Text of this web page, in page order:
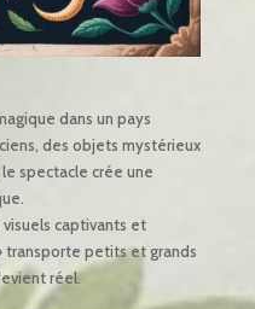
dans un pays
des objets mystérieux
spectacle crée une
captivants et
transporte petits et grands
réel.